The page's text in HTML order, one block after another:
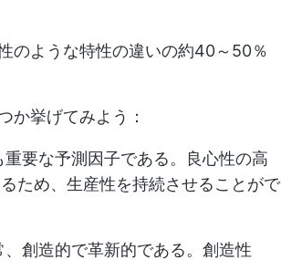
のような特性の違いの約40～50％
か挙げてみよう：
要な予測因子である。良心性の高
ため、生産性を持続させることがで
創造的で革新的である。創造性